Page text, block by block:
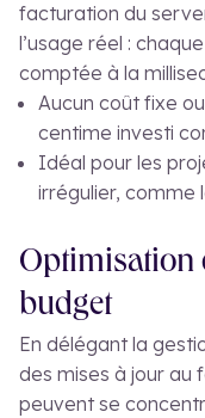
facturation du
l’usage réel :
comptée à la
Aucun coût fixe
centime investi
Idéal pour les
irrégulier, comme
Optimisation
budget
En délégant la
des mises à jour au
peuvent se